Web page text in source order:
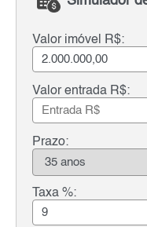
Valor imóvel R$:
Valor entrada R$:
Prazo:
Taxa %: